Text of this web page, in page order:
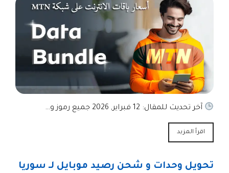
آخر تحديث للمقال: 12 فبراير, 2026 جميع رموز و…
اقرأ المزيد
تحويل وحدات و شحن رصيد موبايل لـ سوريا